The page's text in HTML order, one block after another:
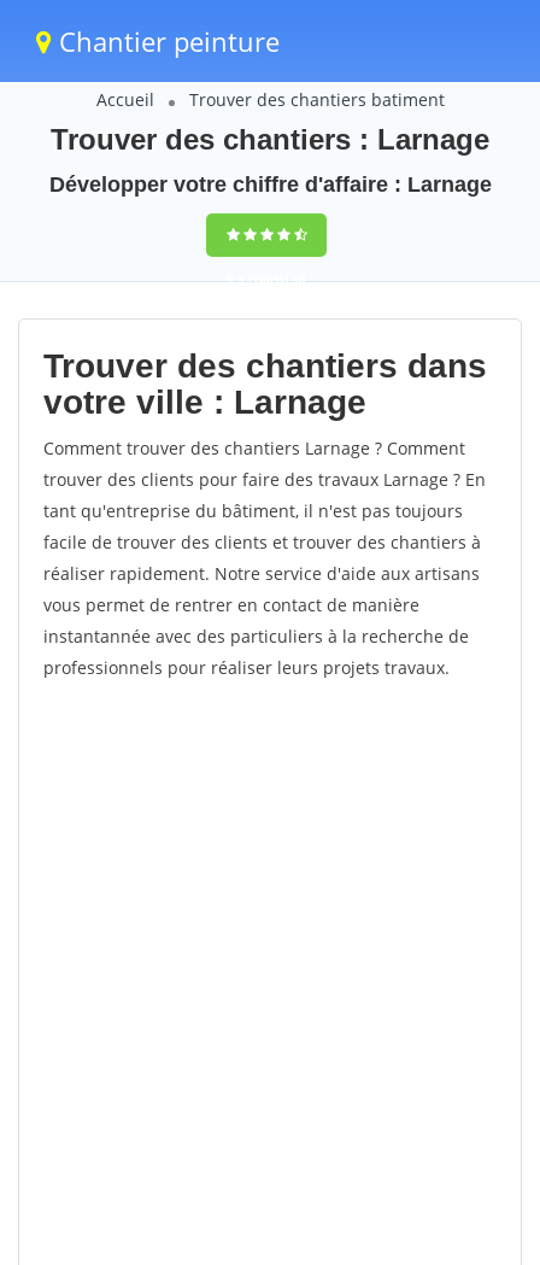
Chantier peinture
Accueil Trouver des chantiers batiment
Trouver des chantiers : Larnage
Développer votre chiffre d'affaire : Larnage
9,5(100%)58
votes
Trouver des chantiers dans
votre ville : Larnage
Comment trouver des chantiers Larnage ? Comment
trouver des clients pour faire des travaux Larnage ? En
tant qu'entreprise du bâtiment, il n'est pas toujours
facile de trouver des clients et trouver des chantiers à
réaliser rapidement. Notre service d'aide aux artisans
vous permet de rentrer en contact de manière
instantannée avec des particuliers à la recherche de
professionnels pour réaliser leurs projets travaux.